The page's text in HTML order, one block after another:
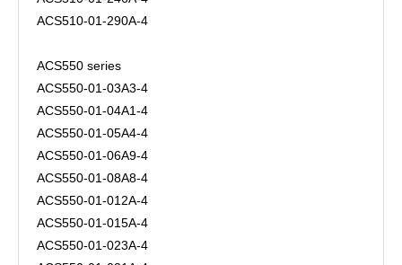
ACS510-01-290A-4
ACS550 series
ACS550-01-03A3-4
ACS550-01-04A1-4
ACS550-01-05A4-4
ACS550-01-06A9-4
ACS550-01-08A8-4
ACS550-01-012A-4
ACS550-01-015A-4
ACS550-01-023A-4